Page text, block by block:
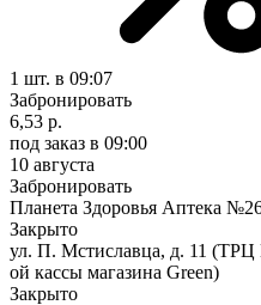
1 шт. в 09:07
Забронировать
6,53 р.
под заказ в 09:00
10 августа
Забронировать
Планета Здоровья Аптека
Закрыто
ул. П. Мстиславца, д. 11 (ТРЦ
ой кассы магазина Green)
Закрыто